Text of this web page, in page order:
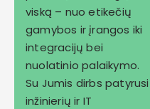
viską – nuo etikečių
gamybos ir įrangos iki
integracijų bei
nuolatinio palaikymo.
Su Jumis dirbs patyrusi
inžinierių ir IT